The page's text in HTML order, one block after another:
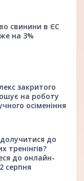
свинини в ЄС
на 3%
закритого
на роботу
осіменіння
до
тренінгів?
до онлайн-
серпня